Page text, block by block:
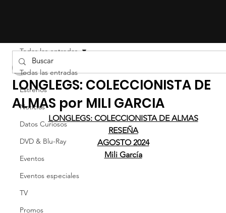
Todas las entradas
Estrenos
Noticias
Datos Curiosos
DVD & Blu-Ray
Eventos
Eventos especiales
TV
Promos
Todas las entradas
LONGLEGS: COLECCIONISTA DE
ALMAS por MILI GARCIA
LONGLEGS: COLECCIONISTA DE ALMAS
RESEÑA
AGOSTO 2024
Mili García